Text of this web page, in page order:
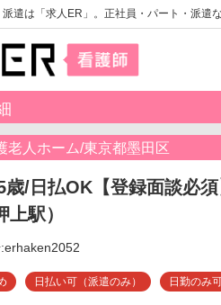
遣は「求人ER」。正社員・パート・派遣
老人ホーム/東京都墨田区
歳/日払OK【登録面談必
上駅）
日払い可（派遣のみ） 日勤のみ